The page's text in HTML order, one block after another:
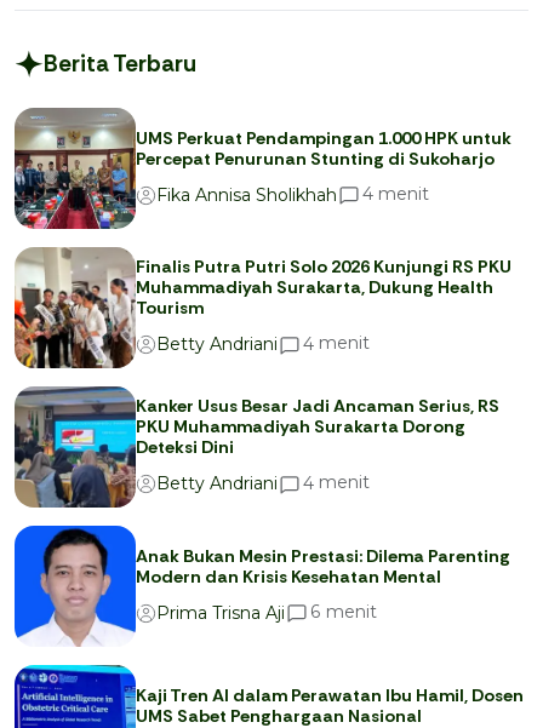
Berita Terbaru
UMS Perkuat Pendampingan 1.000 HPK untuk
Percepat Penurunan Stunting di Sukoharjo
Fika Annisa Sholikhah
4 menit
Finalis Putra Putri Solo 2026 Kunjungi RS PKU
Muhammadiyah Surakarta, Dukung Health
Tourism
Betty Andriani
4 menit
Kanker Usus Besar Jadi Ancaman Serius, RS
PKU Muhammadiyah Surakarta Dorong
Deteksi Dini
Betty Andriani
4 menit
Anak Bukan Mesin Prestasi: Dilema Parenting
Modern dan Krisis Kesehatan Mental
Prima Trisna Aji
6 menit
Kaji Tren AI dalam Perawatan Ibu Hamil, Dosen
UMS Sabet Penghargaan Nasional